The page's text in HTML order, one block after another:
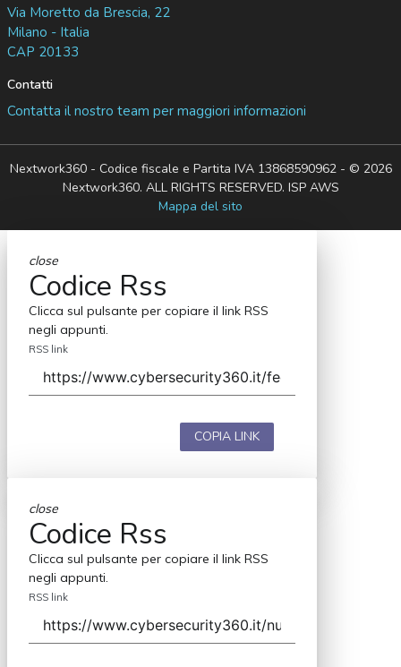
Via Moretto da Brescia, 22
Milano - Italia
CAP 20133
Contatti
Contatta il nostro team per maggiori informazioni
Nextwork360 - Codice fiscale e Partita IVA 13868590962 - © 2026
Nextwork360. ALL RIGHTS RESERVED. ISP AWS
Mappa del sito
close
Codice Rss
Clicca sul pulsante per copiare il link RSS
negli appunti.
RSS link
COPIA LINK
close
Codice Rss
Clicca sul pulsante per copiare il link RSS
negli appunti.
RSS link